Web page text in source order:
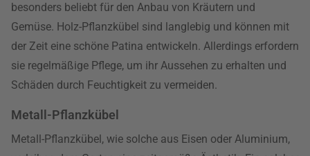
besonders beliebt für den Anbau von Kräutern und
Gemüse. Holz-Pflanzkübel sind langlebig und können mit
der Zeit eine schöne Patina entwickeln. Allerdings erfordern
sie regelmäßige Pflege, um ihr Aussehen zu erhalten und
Schäden durch Feuchtigkeit zu vermeiden.
Metall-Pflanzkübel
Metall-Pflanzkübel, wie solche aus Eisen oder Aluminium,